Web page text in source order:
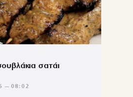
σατάι
— 08:02